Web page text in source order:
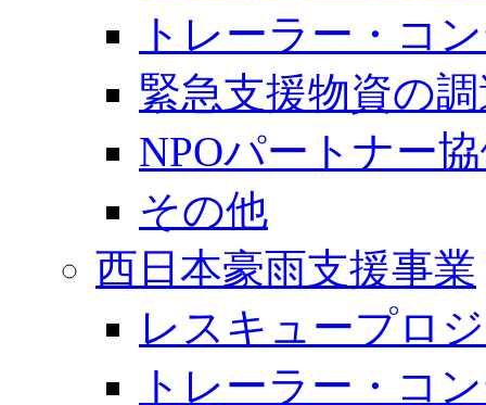
トレーラー・コ
緊急支援物資の
NPOパートナー
その他
西日本豪雨支援事業
レスキュープロ
トレーラー・コ